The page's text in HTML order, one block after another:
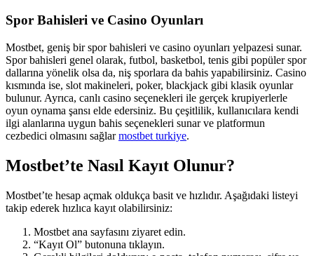
Spor Bahisleri ve Casino Oyunları
Mostbet, geniş bir spor bahisleri ve casino oyunları yelpazesi sunar.
Spor bahisleri genel olarak, futbol, basketbol, tenis gibi popüler spor
dallarına yönelik olsa da, niş sporlara da bahis yapabilirsiniz. Casino
kısmında ise, slot makineleri, poker, blackjack gibi klasik oyunlar
bulunur. Ayrıca, canlı casino seçenekleri ile gerçek krupiyerlerle
oyun oynama şansı elde edersiniz. Bu çeşitlilik, kullanıcılara kendi
ilgi alanlarına uygun bahis seçenekleri sunar ve platformun
cezbedici olmasını sağlarmostbet turkiye.
Mostbet’te Nasıl Kayıt Olunur?
Mostbet’te hesap açmak oldukça basit ve hızlıdır. Aşağıdaki listeyi
takip ederek hızlıca kayıt olabilirsiniz:
Mostbet ana sayfasını ziyaret edin.
“Kayıt Ol” butonuna tıklayın.